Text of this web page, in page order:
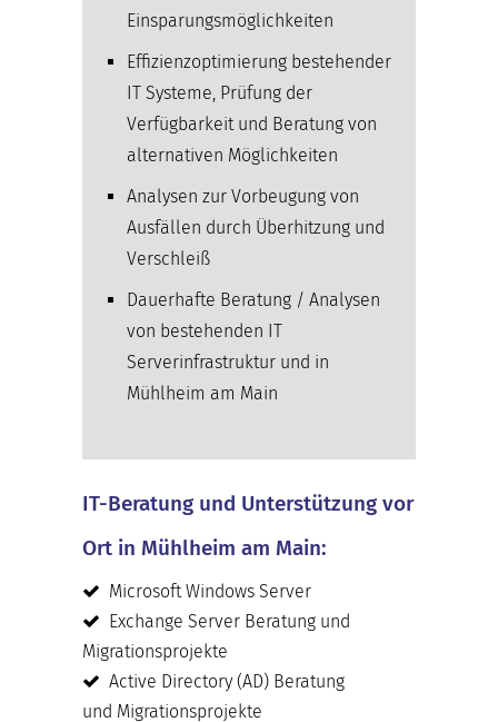
Einsparungsmöglichkeiten
Effizienzoptimierung bestehender
IT Systeme, Prüfung der
Verfügbarkeit und Beratung von
alternativen Möglichkeiten
Analysen zur Vorbeugung von
Ausfällen durch Überhitzung und
Verschleiß
Dauerhafte Beratung / Analysen
von bestehenden IT
Serverinfrastruktur und in
Mühlheim am Main
IT-Beratung und Unterstützung vor
Ort in Mühlheim am Main:
Microsoft Windows Server
Exchange Server Beratung und
Migrationsprojekte
Active Directory (AD) Beratung
und Migrationsprojekte